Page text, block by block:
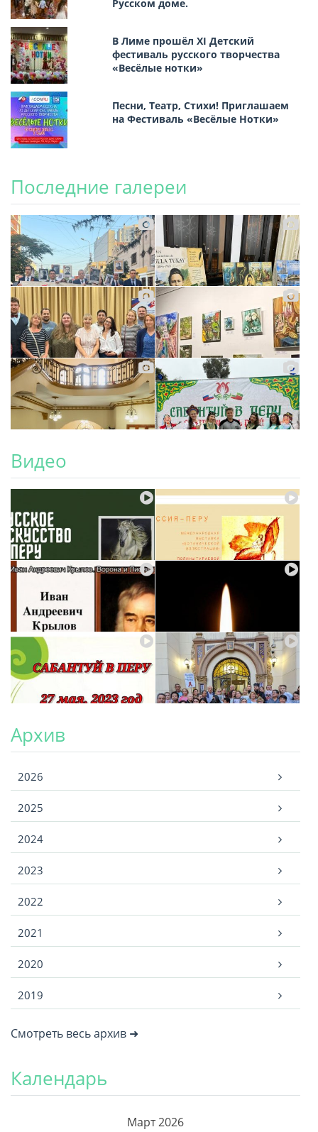
Русском доме.
В Лиме прошёл XI Детский
фестиваль русского творчества
«Весёлые нотки»
Песни, Театр, Стихи! Приглашаем
на Фестиваль «Весёлые Нотки»
Последние галереи
Видео
Архив
2026
2025
2024
2023
2022
2021
2020
2019
Смотреть весь архив ➜
Календарь
Март 2026